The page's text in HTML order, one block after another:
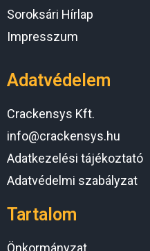
Soroksári Hírlap
Impresszum
Adatvédelem
Crackensys Kft.
info@crackensys.hu
Adatkezelési tájékoztató
Adatvédelmi szabályzat
Tartalom